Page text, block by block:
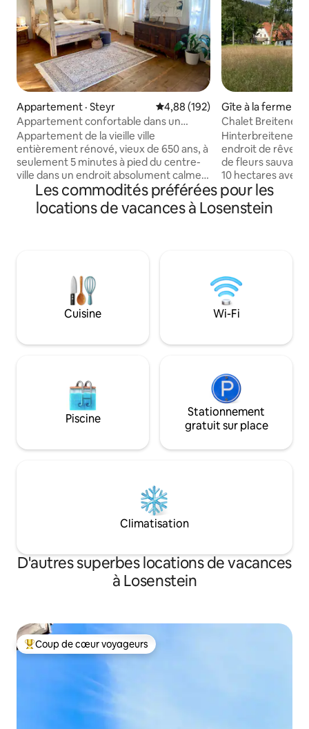
Appartement · Steyr Note moyenne de 4,88 sur 5,
4,88 (192)
Appartement confortable dans un
immeuble ancien au centre-ville, au bord
de la rivière
Appartement de la vieille ville
entièrement rénové, vieux de 650 ans, à
seulement 5 minutes à pied du centre-
ville dans un endroit absolument calme
dans le magnifique Wehrgraben juste à
côté de la rivière Steyr. Les particularités
sont les meubles anciens, la salle de bain
charmante. Utilisation gratuite de la
télévision, du wifi, de la Playstation. En
raison de l'ancien bâtiment, il est
agréablement frais, même pendant les
Gîte à la ferme ·
Chalet
lac et ski
endroit de rêve,
de fleurs
10 hectares avec
des vues sur les
et les forêts.
parfois une
endroits où il fait
le lac de Lunz
stations de ski
que les pistes
Les commodités préférées pour les
locations de vacances à Losenstein
Cuisine Wi-Fi
Piscine
Stationnement
gratuit sur place
Climatisation
D'autres superbes locations de vacances
à Losenstein
Coup de cœur voyageurs parmi les plus aimés
Coup de cœur voyageurs